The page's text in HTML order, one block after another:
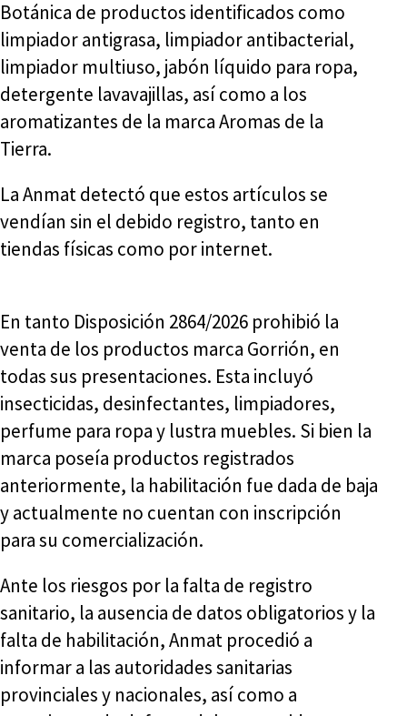
Botánica de productos identificados como
limpiador antigrasa, limpiador antibacterial,
limpiador multiuso, jabón líquido para ropa,
detergente lavavajillas, así como a los
aromatizantes de la marca Aromas de la
Tierra.
La Anmat detectó que estos artículos se
vendían sin el debido registro, tanto en
tiendas físicas como por internet.
En tanto Disposición 2864/2026 prohibió la
venta de los productos marca Gorrión, en
todas sus presentaciones. Esta incluyó
insecticidas, desinfectantes, limpiadores,
perfume para ropa y lustra muebles. Si bien la
marca poseía productos registrados
anteriormente, la habilitación fue dada de baja
y actualmente no cuentan con inscripción
para su comercialización.
Ante los riesgos por la falta de registro
sanitario, la ausencia de datos obligatorios y la
falta de habilitación, Anmat procedió a
informar a las autoridades sanitarias
provinciales y nacionales, así como a